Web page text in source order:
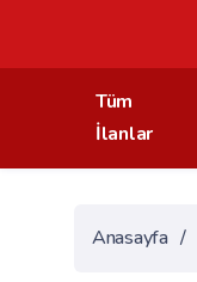
Tüm
İlanlar
Anasayfa /